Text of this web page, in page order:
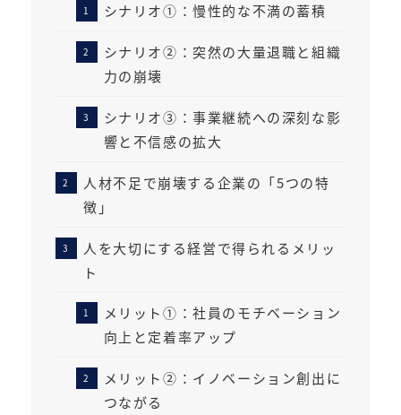
シナリオ①：慢性的な不満の蓄積
シナリオ②：突然の大量退職と組織
力の崩壊
シナリオ③：事業継続への深刻な影
響と不信感の拡大
人材不足で崩壊する企業の「5つの特
徴」
人を大切にする経営で得られるメリッ
ト
メリット①：社員のモチベーション
向上と定着率アップ
メリット②：イノベーション創出に
つながる